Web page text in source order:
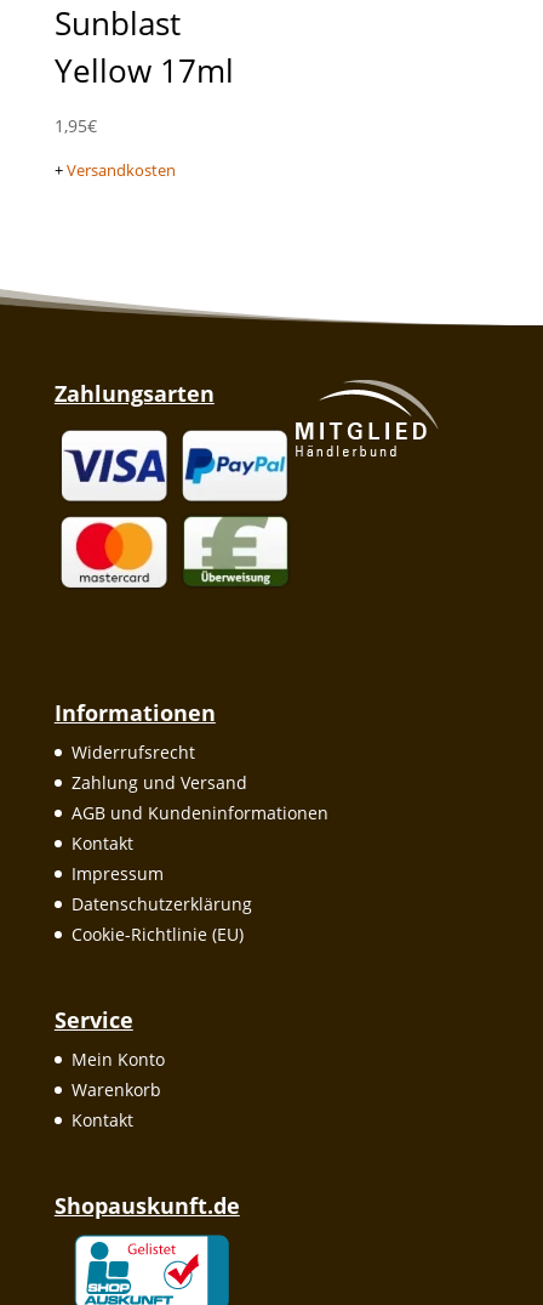
Sunblast
Yellow 17ml
1,95€
+Versandkosten
Zahlungsarten
Informationen
Widerrufsrecht
Zahlung und Versand
AGB und Kundeninformationen
Kontakt
Impressum
Datenschutzerklärung
Cookie-Richtlinie (EU)
Service
Mein Konto
Warenkorb
Kontakt
Shopauskunft.de